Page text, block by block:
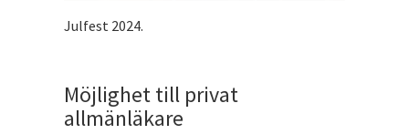
Julfest 2024.
Möjlighet till privat
allmänläkare